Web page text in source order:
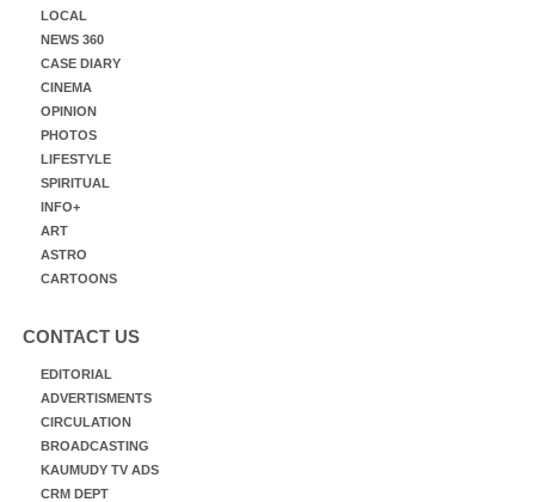
LOCAL
NEWS 360
CASE DIARY
CINEMA
OPINION
PHOTOS
LIFESTYLE
SPIRITUAL
INFO+
ART
ASTRO
CARTOONS
CONTACT US
EDITORIAL
ADVERTISMENTS
CIRCULATION
BROADCASTING
KAUMUDY TV ADS
CRM DEPT